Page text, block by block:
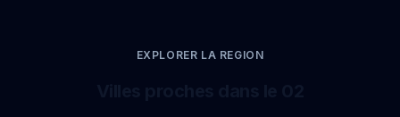
EXPLORER LA REGION